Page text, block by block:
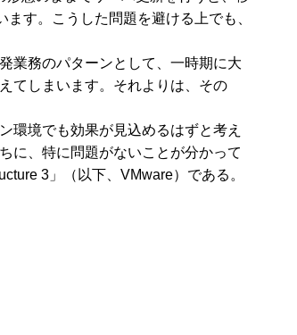
す。こうした問題を避ける上でも、
業務のパターンとして、一時期に大
てしまいます。それよりは、その
環境でも効果が見込めるはずと考え
に、特に問題がないことが分かって
3」（以下、VMware）である。